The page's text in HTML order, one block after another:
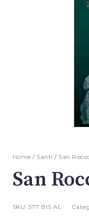
Home / Santi / San
San
SKU:577 BIS AL